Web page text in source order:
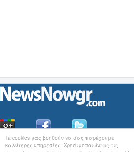
Ta cookies μας βοηθούν να σας παρέχουμε
καλύτερες υπηρεσίες. Χρησιμοποιώντας τις
ΟιΕιδήσεις του NewsNowgr.com στοiNews